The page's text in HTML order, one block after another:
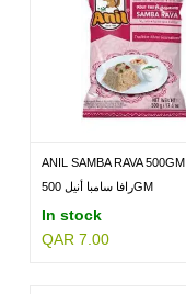
ANIL SAMBA RAVA 500GM
رافا سامبا أنيل 500GM
In stock
QAR 7.00